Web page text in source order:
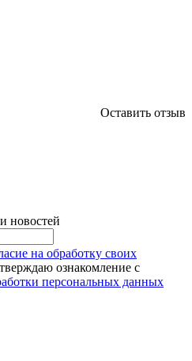
Оставить отзыв
новостей
на обработку своих
ознакомление с
персональных данных